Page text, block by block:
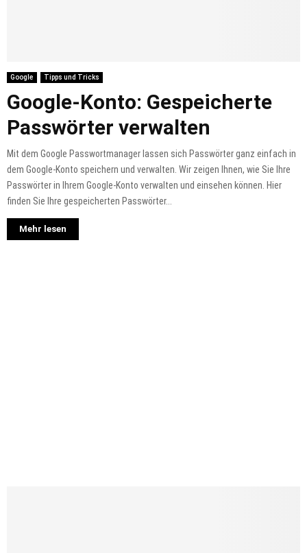
Google Tipps und Tricks
Google-Konto: Gespeicherte
Passwörter verwalten
Mit dem Google Passwortmanager lassen sich Passwörter ganz einfach in
dem Google-Konto speichern und verwalten. Wir zeigen Ihnen, wie Sie Ihre
Passwörter in Ihrem Google-Konto verwalten und einsehen können. Hier
finden Sie Ihre gespeicherten Passwörter...
Mehr lesen